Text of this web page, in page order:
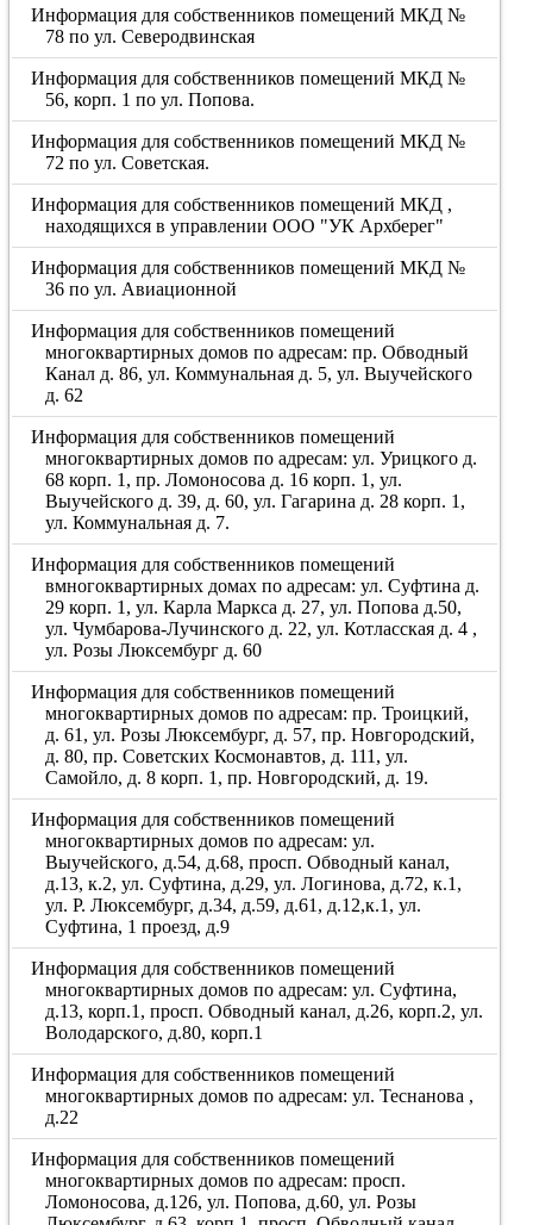
Информация для собственников помещений МКД №
78 по ул. Северодвинская
Информация для собственников помещений МКД №
56, корп. 1 по ул. Попова.
Информация для собственников помещений МКД №
72 по ул. Советская.
Информация для собственников помещений МКД ,
находящихся в управлении ООО "УК Архберег"
Информация для собственников помещений МКД №
36 по ул. Авиационной
Информация для собственников помещений
многоквартирных домов по адресам: пр. Обводный
Канал д. 86, ул. Коммунальная д. 5, ул. Выучейского
д. 62
Информация для собственников помещений
многоквартирных домов по адресам: ул. Урицкого д.
68 корп. 1, пр. Ломоносова д. 16 корп. 1, ул.
Выучейского д. 39, д. 60, ул. Гагарина д. 28 корп. 1,
ул. Коммунальная д. 7.
Информация для собственников помещений
вмногоквартирных домах по адресам: ул. Суфтина д.
29 корп. 1, ул. Карла Маркса д. 27, ул. Попова д.50,
ул. Чумбарова-Лучинского д. 22, ул. Котласская д. 4 ,
ул. Розы Люксембург д. 60
Информация для собственников помещений
многоквартирных домов по адресам: пр. Троицкий,
д. 61, ул. Розы Люксембург, д. 57, пр. Новгородский,
д. 80, пр. Советских Космонавтов, д. 111, ул.
Самойло, д. 8 корп. 1, пр. Новгородский, д. 19.
Информация для собственников помещений
многоквартирных домов по адресам: ул.
Выучейского, д.54, д.68, просп. Обводный канал,
д.13, к.2, ул. Суфтина, д.29, ул. Логинова, д.72, к.1,
ул. Р. Люксембург, д.34, д.59, д.61, д.12,к.1, ул.
Суфтина, 1 проезд, д.9
Информация для собственников помещений
многоквартирных домов по адресам: ул. Суфтина,
д.13, корп.1, просп. Обводный канал, д.26, корп.2, ул.
Володарского, д.80, корп.1
Информация для собственников помещений
многоквартирных домов по адресам: ул. Теснанова ,
д.22
Информация для собственников помещений
многоквартирных домов по адресам: просп.
Ломоносова, д.126, ул. Попова, д.60, ул. Розы